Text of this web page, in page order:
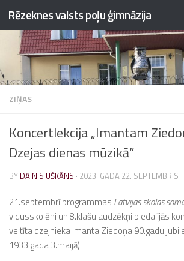
Skip to content
Rēzeknes valsts poļu ģimnāzija
ZIŅAS
Koncertlekcija „Imantam
Dzejas dienas mūzikā”
BY DAINIS UŠKĀNS · 2023. GADA 22. SEPTEMBRIS
21.septembrī programmas Latvijas skolas
vidusskolēni un 8.klašu audzēkņi piedalījās
veltīta dzejnieka Imanta Ziedoņa 90.gadu
1933.gada 3.maijā).